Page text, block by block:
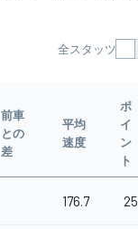
全スタッツ
前車
との
差
平均
速度
ポ
イ
ン
ト
176.7 25